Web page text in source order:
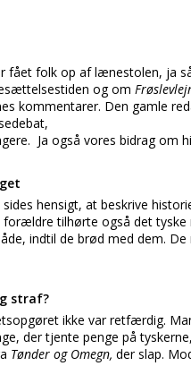
fået folk op af lænestolen, ja
og om
kommentarer. Den gamle
Ja også vores bidrag om
hensigt, at beskrive
forældre tilhørte også det tyske
indtil de brød med dem.
straf?
ikke var retfærdig.
der tjente penge på
Tønder og Omegn, der slap.